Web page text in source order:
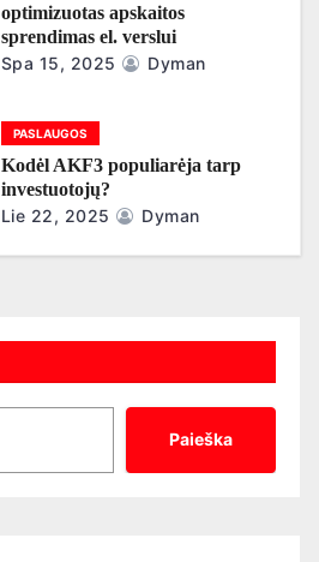
optimizuotas apskaitos
sprendimas el. verslui
Spa 15, 2025
Dyman
PASLAUGOS
Kodėl AKF3 populiarėja tarp
investuotojų?
Lie 22, 2025
Dyman
Paieška